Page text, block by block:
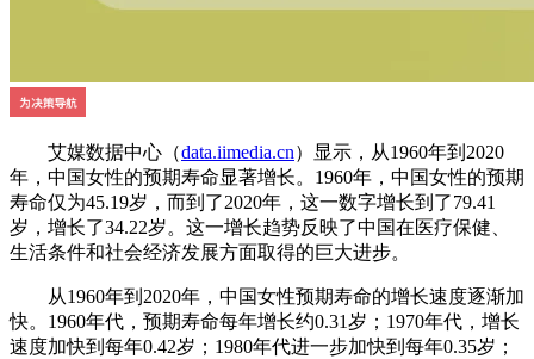
艾媒数据中心（data.iimedia.cn）显示，从1960年到2020
年，中国女性的预期寿命显著增长。1960年，中国女性的预期
寿命仅为45.19岁，而到了2020年，这一数字增长到了79.41
岁，增长了34.22岁。这一增长趋势反映了中国在医疗保健、
生活条件和社会经济发展方面取得的巨大进步。
从1960年到2020年，中国女性预期寿命的增长速度逐渐加
快。1960年代，预期寿命每年增长约0.31岁；1970年代，增长
速度加快到每年0.42岁；1980年代进一步加快到每年0.35岁；